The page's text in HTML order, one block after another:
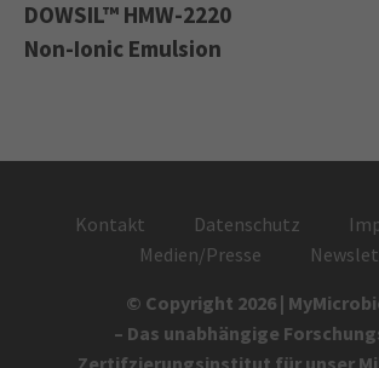
DOWSIL™ HMW-2220
Non-Ionic Emulsion
Kontakt Datenschutz
Medien/Presse
© Copyright 2026 |
– Das unabhängige
Zertifzierungsinstitut für unser